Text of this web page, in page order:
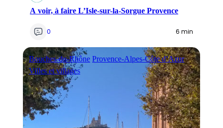
A voir, à faire L’Isle-sur-la-Sorgue Provence
0 6 min
Bouches-du-Rhône Provence-Alpes-Côte d’Azur
Villes et villages